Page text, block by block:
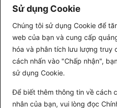
Sử dụng Cookie
Chúng tôi sử dụng Cookie để
web của bạn và cung cấp
hóa và phân tích lưu lượng truy
cách nhấn vào "Chấp nhận",
sử dụng Cookie.
Để biết thêm thông tin về cách
nhân của bạn, vui lòng đọc
Pacific
83B Ly
Tran Hung